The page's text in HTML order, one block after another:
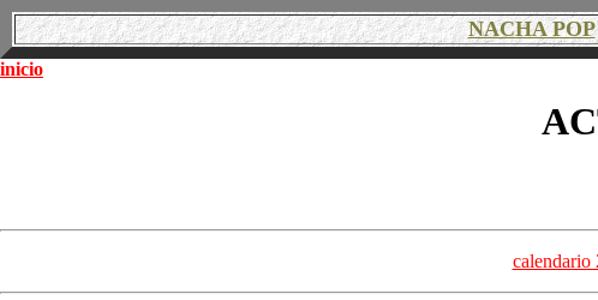
NACHA POP
inicio
calendario